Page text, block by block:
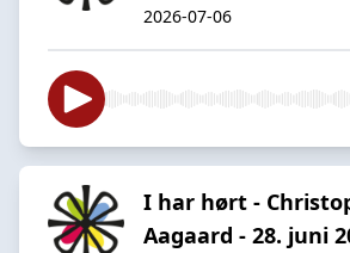
2026-07-06
I har hørt -
Aagaard - 28. juni